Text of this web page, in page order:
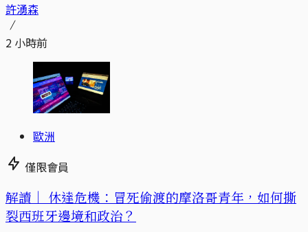
許湧森
2 小時前
歐洲
僅限會員
解讀｜ 休達危機：冒死偷渡的摩洛哥青年，如何撕
裂西班牙邊境和政治？